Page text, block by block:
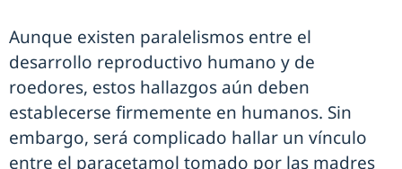
Aunque existen paralelismos entre el
desarrollo reproductivo humano y de
roedores, estos hallazgos aún deben
establecerse firmemente en humanos. Sin
embargo, será complicado hallar un vínculo
entre el paracetamol tomado por las madres